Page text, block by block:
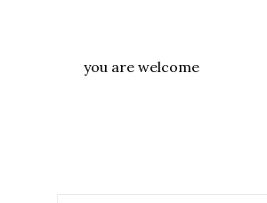
you are welcome